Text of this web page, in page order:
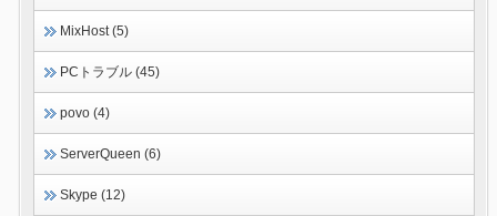
MixHost (5)
PCトラブル (45)
povo (4)
ServerQueen (6)
Skype (12)